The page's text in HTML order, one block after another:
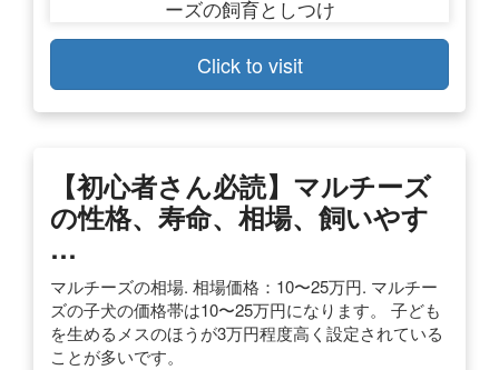
Click to visit
【初心者さん必読】マルチーズ
の性格、寿命、相場、飼いやす
…
マルチーズの相場. 相場価格：10〜25万円. マルチー
ズの子犬の価格帯は10〜25万円になります。 子ども
を生めるメスのほうが3万円程度高く設定されている
ことが多いです。